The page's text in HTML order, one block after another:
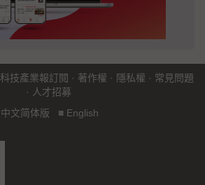
科技產業報訂閱 · 著作權 · 隱私權 · 常見問題
· 人才招募
中文简体版 ■ English